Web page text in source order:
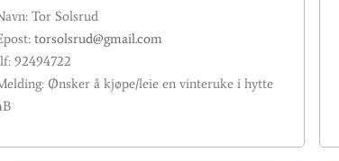
Tor Solsrud
torsolsrud@gmail.com
92494722
Ønsker å kjøpe/leie en vinteruke i hytte